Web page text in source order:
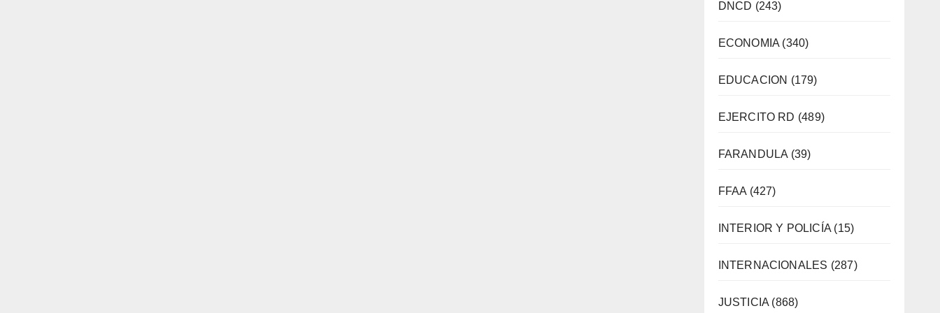
DNCD (243)
ECONOMIA (340)
EDUCACION (179)
EJERCITO RD (489)
FARANDULA (39)
FFAA (427)
INTERIOR Y POLICÍA (15)
INTERNACIONALES (287)
JUSTICIA (868)